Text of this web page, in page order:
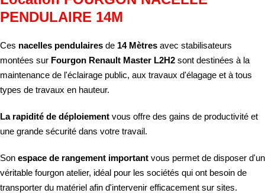
PENDULAIRE 14M
Ces nacelles pendulaires de 14 Mètres avec stabilisateurs
montées sur Fourgon Renault Master L2H2 sont destinées à la
maintenance de l'éclairage public, aux travaux d'élagage et à tous
types de travaux en hauteur.
La rapidité de déploiement vous offre des gains de productivité et
une grande sécurité dans votre travail.
Son espace de rangement important vous permet de disposer d'un
véritable fourgon atelier, idéal pour les sociétés qui ont besoin de
transporter du matériel afin d'intervenir efficacement sur sites.